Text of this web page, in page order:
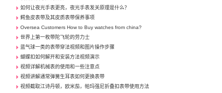
如何让夜光手表更亮，夜光手表发关原理是什么？
鳄鱼皮表带及其皮质表带保养事项
Oversea Customers How to Buy watches from china?
世界上第一枚带陀飞轮的劳力士
蓝气球一类的表带穿法视频和图片操作步骤
蝴蝶扣如何解开和安装方法视频演示
视频详解机械表的使用和一些注意点
视频讲解通常弹簧生耳表如何更换表带
视频截取江诗丹顿，欧米茄，帕玛强尼折叠扣表带使用方法